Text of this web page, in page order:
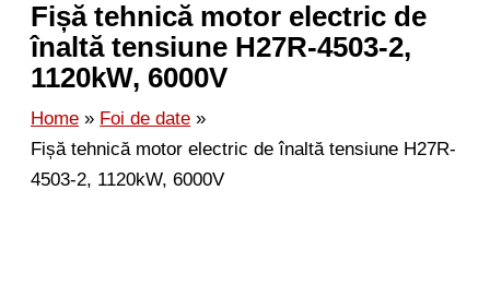
Fișă tehnică motor electric de
înaltă tensiune H27R-4503-2,
1120kW, 6000V
Home
Foi de date
Fișă tehnică motor electric de înaltă tensiune H27R-
4503-2, 1120kW, 6000V